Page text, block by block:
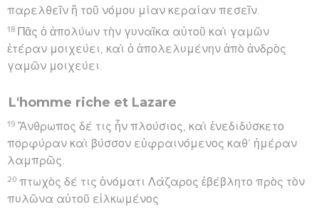
παρελθεῖν ἢ τοῦ νόμου μίαν κεραίαν πεσεῖν.
18 Πᾶς ὁ ἀπολύων τὴν γυναῖκα αὐτοῦ καὶ γαμῶν
ἑτέραν μοιχεύει, καὶ ὁ ἀπολελυμένην ἀπὸ ἀνδρὸς
γαμῶν μοιχεύει.
L'homme riche et Lazare
19 Ἄνθρωπος δέ τις ἦν πλούσιος, καὶ ἐνεδιδύσκετο
πορφύραν καὶ βύσσον εὐφραινόμενος καθ’ ἡμέραν
λαμπρῶς.
20 πτωχὸς δέ τις ὀνόματι Λάζαρος ἐβέβλητο πρὸς τὸν
πυλῶνα αὐτοῦ εἱλκωμένος